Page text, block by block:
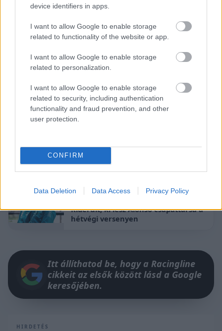
device identifiers in apps.
I want to allow Google to enable storage
related to functionality of the website or app.
I want to allow Google to enable storage
related to personalization.
I want to allow Google to enable storage
related to security, including authentication
functionality and fraud prevention, and other
user protection.
CONFIRM
Data Deletion Data Access Privacy Policy
Miután Bortoleto eljutott a helyszínre, és Lance
mezőny tagjai kerültek fel a Kanadai Nagydíj
nevezési listájára.
FORMA-1
Kiderült, ki lesz Alonso csapattársa a
hétvégi versenyen
Itt állíthatod be, hogy a Racingline
cikkeit az elsők között lásd a Google
keresőjében.
HIRDETÉS